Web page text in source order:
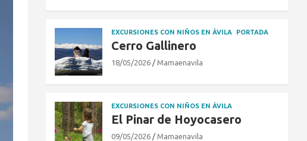
EXCURSIONES CON NIÑOS EN ÁVILA PORTADA
Cerro Gallinero
18/05/2026 Mamaenavila
EXCURSIONES CON NIÑOS EN ÁVILA
El Pinar de Hoyocasero
09/05/2026 Mamaenavila